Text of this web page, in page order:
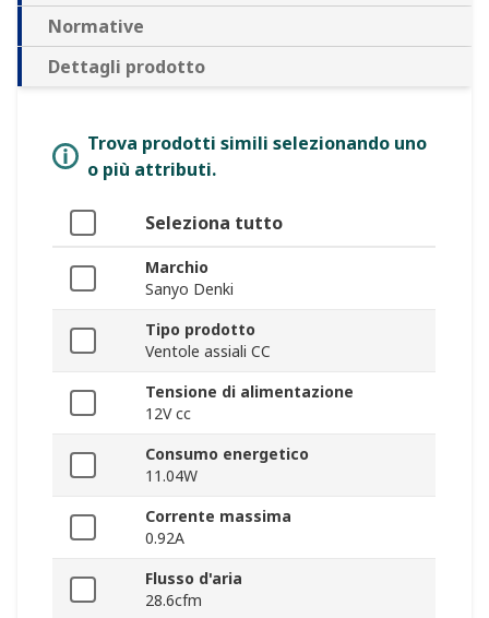
Normative
Dettagli prodotto
Trova prodotti simili selezionando uno
o più attributi.
Seleziona tutto
Marchio
Sanyo Denki
Tipo prodotto
Ventole assiali CC
Tensione di alimentazione
12V cc
Consumo energetico
11.04W
Corrente massima
0.92A
Flusso d'aria
28.6cfm